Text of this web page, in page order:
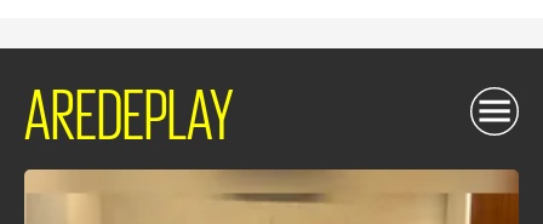
AREDEPLAY